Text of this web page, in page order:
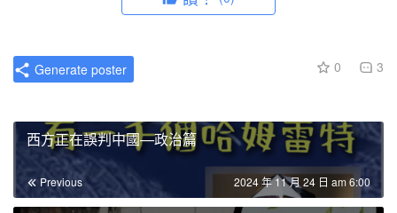
l
c
e
e
0 3
Generate poster
西方正在誤判中國—政治篇
Previous 2024 年 11 月 24 日 am 6:00